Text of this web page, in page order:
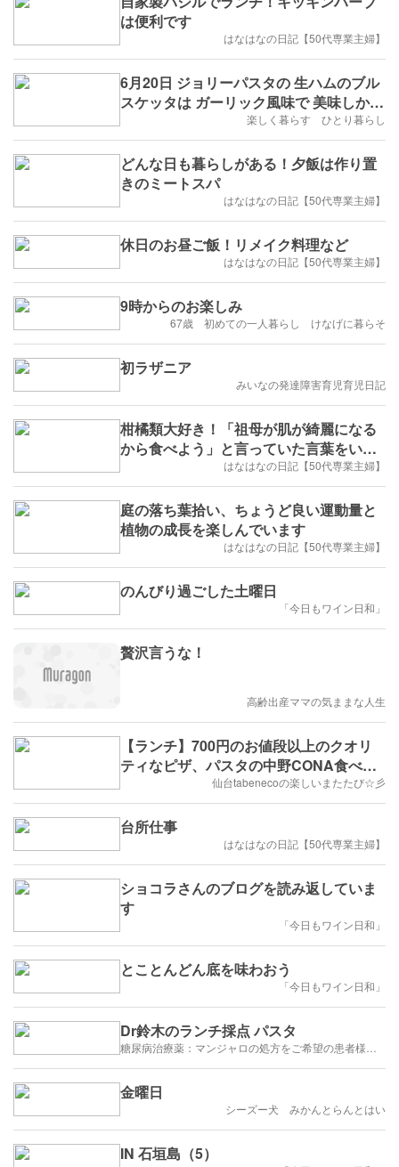
は便利です
はなはなの日記【50代専業主婦】
6月20日 ジョリーパスタの 生ハムのブル
スケッタは ガーリック風味で 美味しかっ
楽しく暮らす ひとり暮らし
どんな日も暮らしがある！夕飯は作り置
きのミートスパ
はなはなの日記【50代専業主婦】
休日のお昼ご飯！リメイク料理など
はなはなの日記【50代専業主婦】
9時からのお楽しみ
67歳 初めての一人暮らし けなげに暮らそ
初ラザニア
みいなの発達障害育児育児日記
柑橘類大好き！「祖母が肌が綺麗になる
から食べよう」と言っていた言葉をいつ
も思い出していますはなはなの日記【50代専業主婦】
庭の落ち葉拾い、ちょうど良い運動量と
植物の成長を楽しんでいます
はなはなの日記【50代専業主婦】
のんびり過ごした土曜日
「今日もワイン日和」
贅沢言うな！
高齢出産ママの気ままな人生
【ランチ】700円のお値段以上のクオリ
ティなピザ、パスタの中野CONA食べて
きたじょ(๑ÒωÓ๑)仙台tabenecoの楽しいまたたび☆彡
台所仕事
はなはなの日記【50代専業主婦】
ショコラさんのブログを読み返していま
す
「今日もワイン日和」
とことんどん底を味わおう
「今日もワイン日和」
Dr鈴木のランチ採点 パスタ
金曜日
シーズー犬 みかんとらんとはい
IN 石垣島（5）